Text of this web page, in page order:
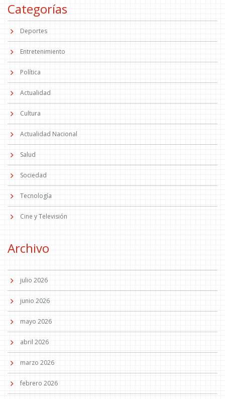
Categorías
Deportes
Entretenimiento
Política
Actualidad
Cultura
Actualidad Nacional
Salud
Sociedad
Tecnología
Cine y Televisión
Archivo
julio 2026
junio 2026
mayo 2026
abril 2026
marzo 2026
febrero 2026